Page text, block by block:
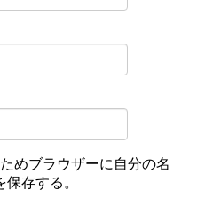
めブラウザーに自分の名
存する。